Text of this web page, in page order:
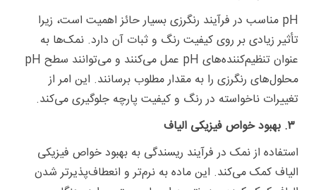
pH مناسب در فرآیند رنگرزی بسیار حائز اهمیت است، زیرا
تأثیر زیادی بر روی کیفیت رنگ و ثبات آن دارد. نمک‌ها به
عنوان تنظیم‌کننده‌های pH عمل می‌کنند و می‌توانند سطح pH
محلول‌های رنگرزی را به مقدار مطلوب برسانند. این امر از
تغییرات ناخواسته در رنگ و کیفیت پارچه جلوگیری می‌کند.
استفاده از نمک در فرآیند ریسندگی به بهبود خواص فیزیکی
الیاف کمک می‌کند. این ماده به نرم‌تر و انعطاف‌پذیرتر شدن